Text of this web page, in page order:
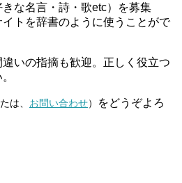
な名言・詩・歌etc）を募集
トを辞書のように使うことがで
いの指摘も歓迎。正しく役立つ
は、 お問い合わせ）
をどうぞよろ